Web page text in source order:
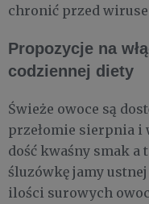
chronić przed
Propozycje na
codziennej diety
Świeże owoce są
przełomie sierpnia i
dość kwaśny smak a
śluzówkę jamy
ilości surowych